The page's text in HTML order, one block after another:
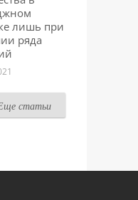
лишь при
ряда
статьи